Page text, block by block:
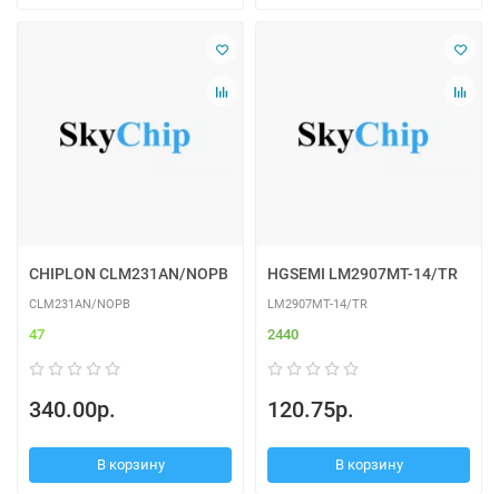
CHIPLON CLM231AN/NOPB
CLM231AN/NOPB
47
340.00р.
В корзину
HGSEMI LM2907MT-14/TR
LM2907MT-14/TR
2440
120.75р.
В корзину